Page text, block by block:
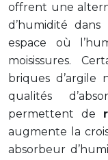
offrent une
d’humidité
espace où
moisissures.
briques d’argile
qualités
permettent de
augmente la
absorbeur